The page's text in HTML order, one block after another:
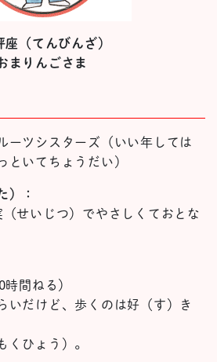
（てんびんざ）
まりんごさま
ーツシスターズ（いい年しては
いてちょうだい）
）：
せいじつ）でやさしくておとな
間ねる）
いだけど、歩くのは好（す）き
くひょう）。